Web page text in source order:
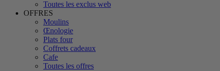
Toutes les exclus web
OFFRES
Moulins
Œnologie
Plats four
Coffrets cadeaux
Cafe
Toutes les offres